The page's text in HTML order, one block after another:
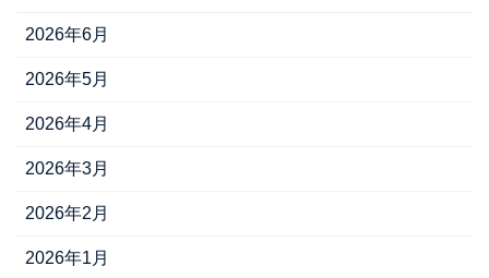
2026年6月
2026年5月
2026年4月
2026年3月
2026年2月
2026年1月